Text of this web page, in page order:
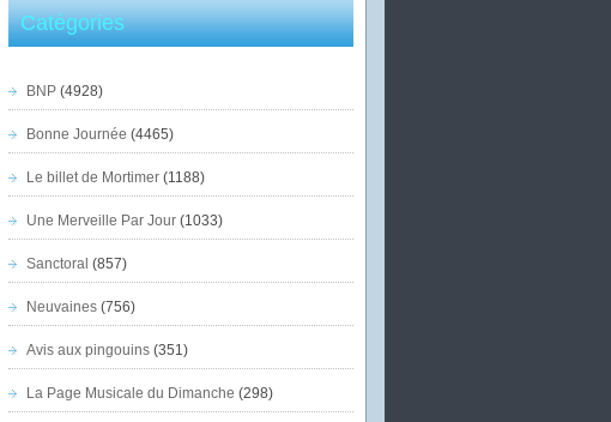
Catégories
BNP(4928)
Bonne Journée (4465)
Le billet de Mortimer(1188)
Une Merveille Par Jour(1033)
Sanctoral (857)
Neuvaines(756)
Avis aux pingouins(351)
La Page Musicale du Dimanche (298)